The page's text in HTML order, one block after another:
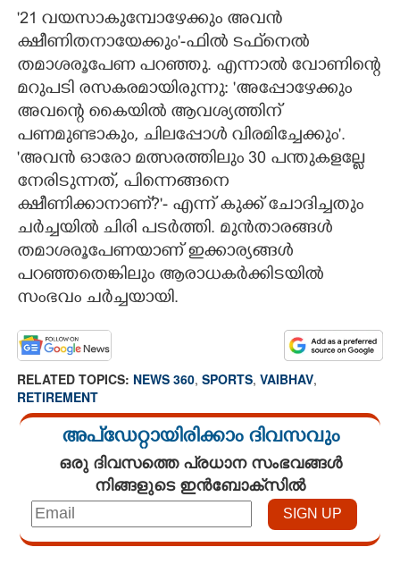
'21 വയസാകുമ്പോഴേക്കും അവൻ
ക്ഷീണിതനായേക്കും'-ഫിൽ ടഫ്‌നെൽ
തമാശരൂപേണ പറഞ്ഞു. എന്നാൽ വോണിന്റെ
മറുപടി രസകരമായിരുന്നു: 'അപ്പോഴേക്കും
അവന്റെ കൈയിൽ ആവശ്യത്തിന്
പണമുണ്ടാകും, ചിലപ്പോൾ വിരമിച്ചേക്കും'.
'അവൻ ഓരോ മത്സരത്തിലും 30 പന്തുകളല്ലേ
നേരിടുന്നത്, പിന്നെങ്ങനെ
ക്ഷീണിക്കാനാണ്?'- എന്ന് കുക്ക് ചോദിച്ചതും
ചർച്ചയിൽ ചിരി പടർത്തി. മുൻതാരങ്ങൾ
തമാശരൂപേണയാണ് ഇക്കാര്യങ്ങൾ
പറഞ്ഞതെങ്കിലും ആരാധകർക്കിടയിൽ
സംഭവം ചർച്ചയായി.
RELATED TOPICS: NEWS 360, SPORTS, VAIBHAV,
RETIREMENT
അപ്ഡേറ്റായിരിക്കാം ദിവസവും
ഒരു ദിവസത്തെ പ്രധാന സംഭവങ്ങൾ
നിങ്ങളുടെ ഇൻബോക്സിൽ